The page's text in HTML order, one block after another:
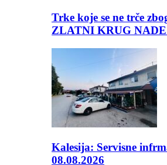
Trke koje se ne trče
ZLATNI KRUG
Kalesija: Servisne
08.08.2026